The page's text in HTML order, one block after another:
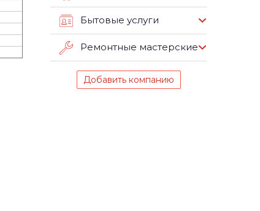
Бытовые услуги
Ремонтные мастерские
Добавить компанию